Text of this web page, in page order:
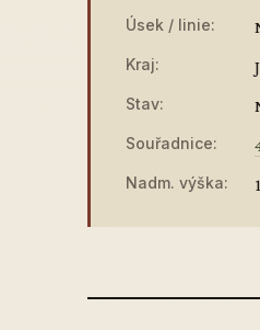
Úsek / linie:
Kraj:
Stav:
Souřadnice:
Nadm. výška: